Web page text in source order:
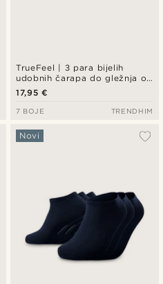
TrueFeel | 3 para bijelih
udobnih čarapa do gležnja od
bambusa
17,95 €
7 BOJE TRENDHIM
Novi